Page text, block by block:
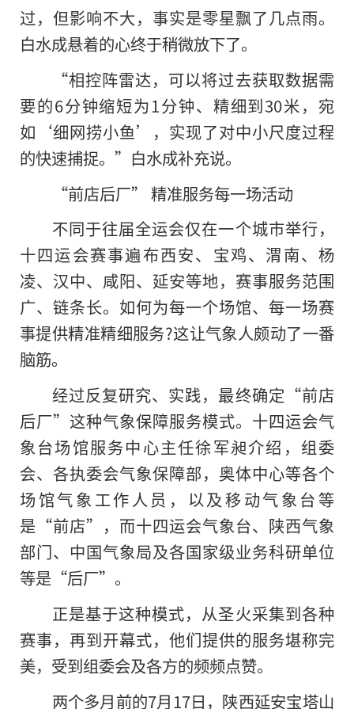
过，但影响不大，事实是零星飘了几点雨。
白水成悬着的心终于稍微放下了。
“相控阵雷达，可以将过去获取数据需
要的6分钟缩短为1分钟、精细到30米，宛
如‘细网捞小鱼’，实现了对中小尺度过程
的快速捕捉。”白水成补充说。
“前店后厂” 精准服务每一场活动
不同于往届全运会仅在一个城市举行，
十四运会赛事遍布西安、宝鸡、渭南、杨
凌、汉中、咸阳、延安等地，赛事服务范围
广、链条长。如何为每一个场馆、每一场赛
事提供精准精细服务?这让气象人颇动了一番
脑筋。
经过反复研究、实践，最终确定“前店
后厂”这种气象保障服务模式。十四运会气
象台场馆服务中心主任徐军昶介绍，组委
会、各执委会气象保障部，奥体中心等各个
场馆气象工作人员，以及移动气象台等
是“前店”，而十四运会气象台、陕西气象
部门、中国气象局及各国家级业务科研单位
等是“后厂”。
正是基于这种模式，从圣火采集到各种
赛事，再到开幕式，他们提供的服务堪称完
美，受到组委会及各方的频频点赞。
两个多月前的7月17日，陕西延安宝塔山